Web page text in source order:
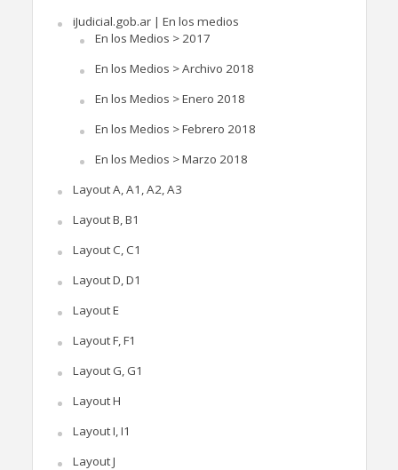
iJudicial.gob.ar | En los medios
En los Medios > 2017
En los Medios > Archivo 2018
En los Medios > Enero 2018
En los Medios > Febrero 2018
En los Medios > Marzo 2018
Layout A, A1, A2, A3
Layout B, B1
Layout C, C1
Layout D, D1
Layout E
Layout F, F1
Layout G, G1
Layout H
Layout I, I1
Layout J